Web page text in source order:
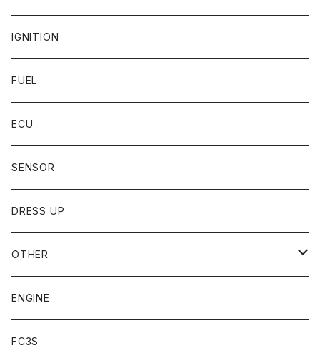
SENSOR
DRESS UP
IGNITION
FUEL
ECU
SENSOR
DRESS UP
OTHER
デジスパイス
ENGINE
FC3S